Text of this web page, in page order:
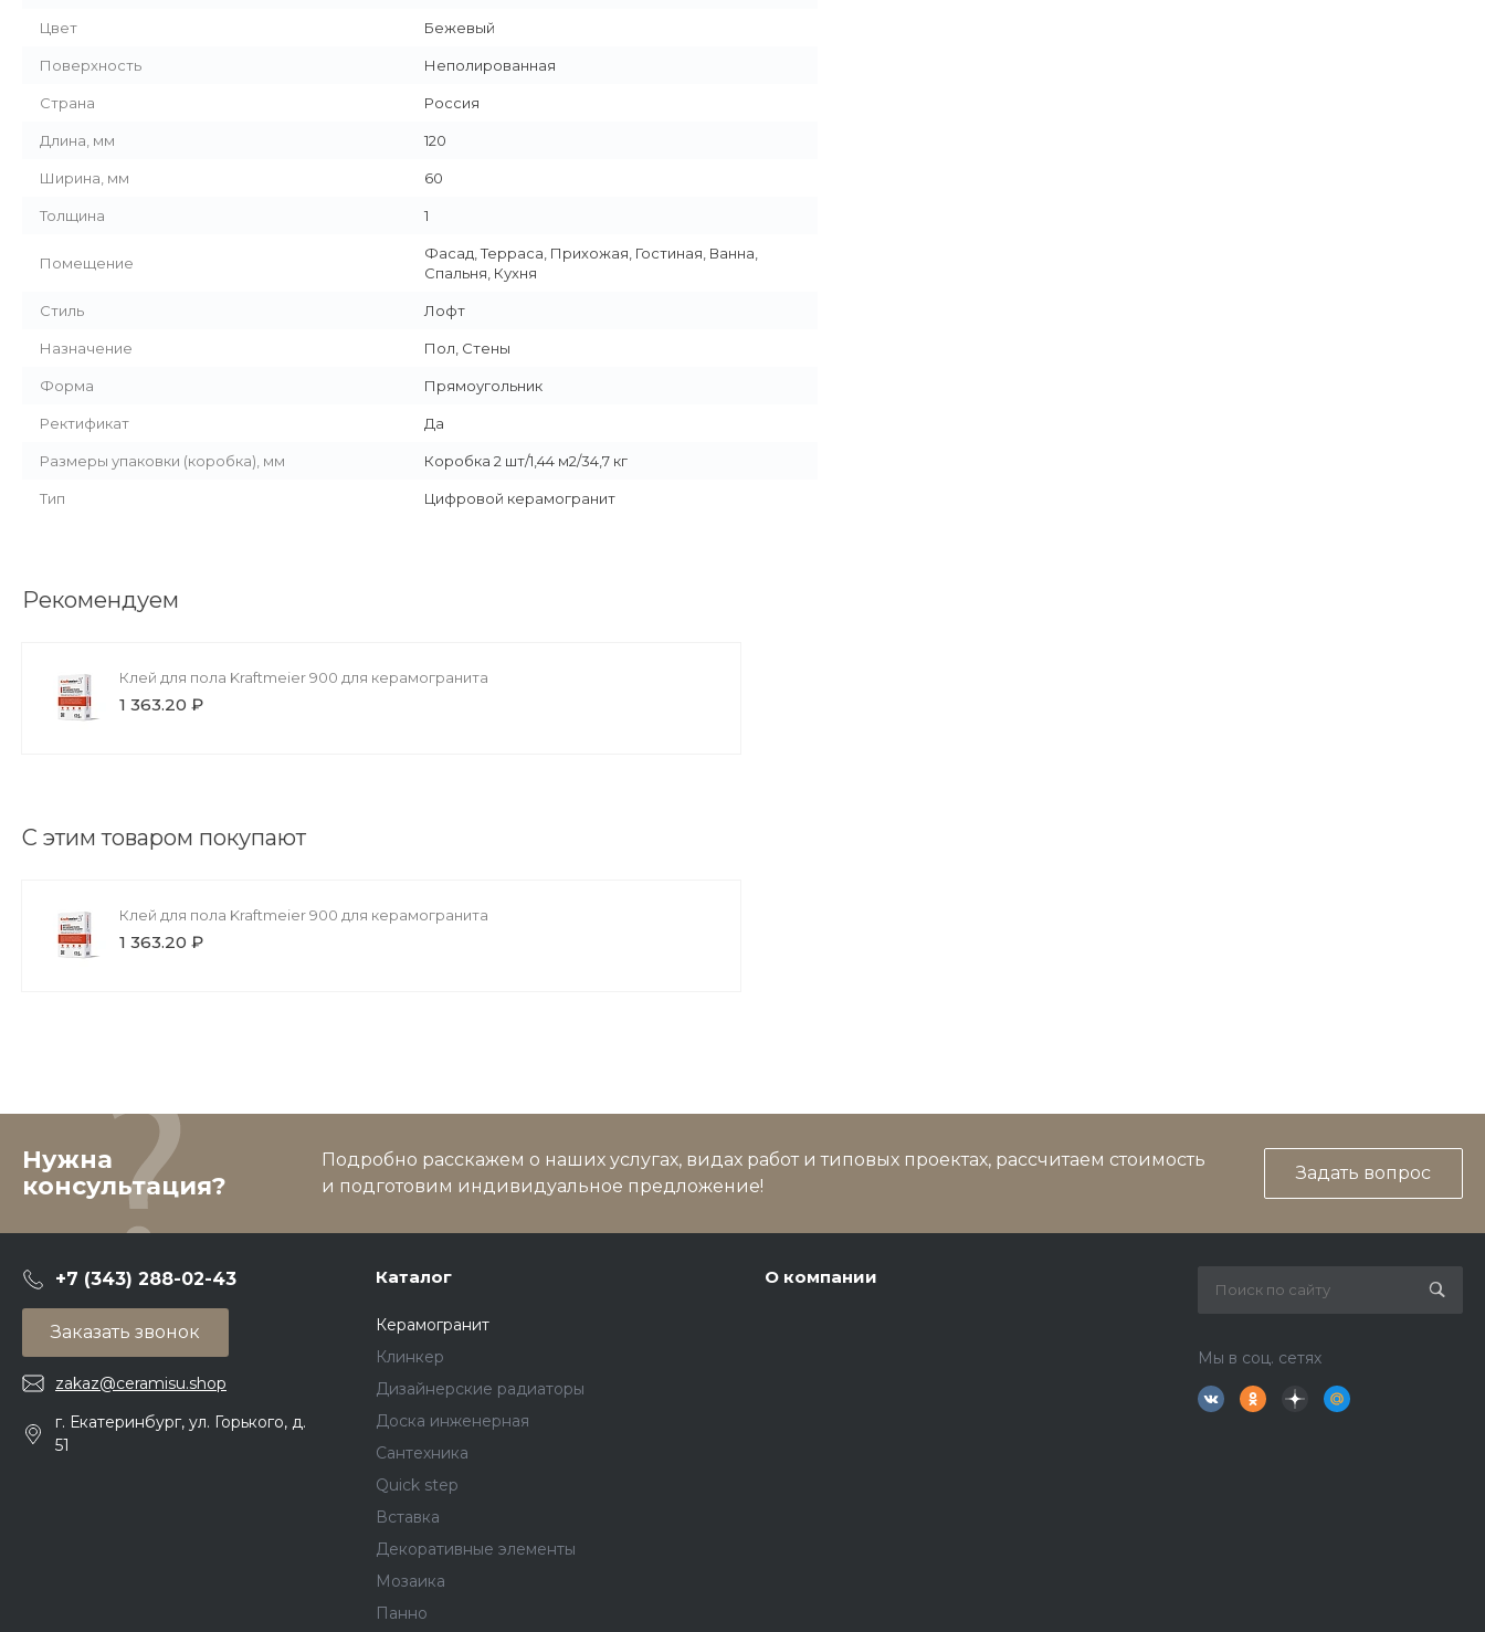
Цвет Бежевый
Поверхность Неполированная
Страна Россия
Длина, мм 120
Ширина, мм 60
Толщина 1
Помещение
Фасад, Терраса, Прихожая, Гостиная, Ванна,
Спальня, Кухня
Стиль Лофт
Назначение Пол, Стены
Форма Прямоугольник
Ректификат Да
Размеры упаковки (коробка), мм Коробка 2 шт/1,44 м2/34,7 кг
Тип Цифровой керамогранит
Рекомендуем
Клей для пола Kraftmeier 900 для керамогранита
1 363.20 ₽
С этим товаром покупают
Клей для пола Kraftmeier 900 для керамогранита
1 363.20 ₽
Нужна
консультация?
Подробно расскажем о наших услугах, видах работ и типовых проектах, рассчитаем стоимость
и подготовим индивидуальное предложение!
Задать вопрос
+7 (343) 288-02-43
Заказать звонок
zakaz@ceramisu.shop
г. Екатеринбург, ул. Горького, д.
51
Каталог
Керамогранит
Клинкер
Дизайнерские радиаторы
Доска инженерная
Сантехника
Quick step
Вставка
Декоративные элементы
Мозаика
Панно
О компании
Мы в соц. сетях